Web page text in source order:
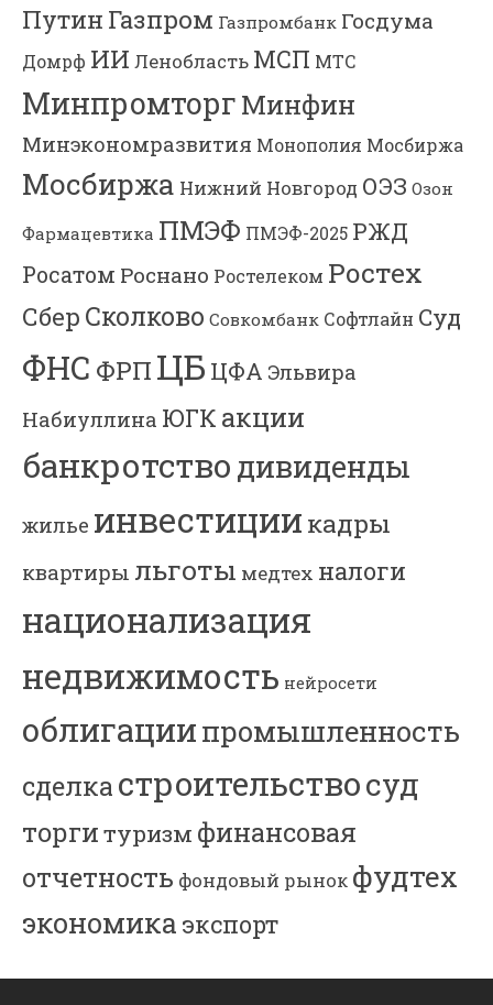
Путин Газпром Газпромбанк Госдума
Домрф ИИ Ленобласть МСП МТС
МинпромторгМинфин
Минэкономразвития Монополия Мосбиржа
Мосбиржа Нижний Новгород ОЭЗ Озон
Фармацевтика ПМЭФ ПМЭФ-2025 РЖД
Росатом Роснано Ростелеком Ростех
Сбер Сколково Совкомбанк Софтлайн Суд
ФНС ФРП ЦБ ЦФА Эльвира
Набиуллина ЮГК акции
банкротство дивиденды
жилье инвестиции кадры
квартиры льготы медтех налоги
национализация
недвижимость нейросети
облигациипромышленность
сделкастроительствосуд
торгитуризм финансовая
отчетность фондовый рынок фудтех
экономика экспорт